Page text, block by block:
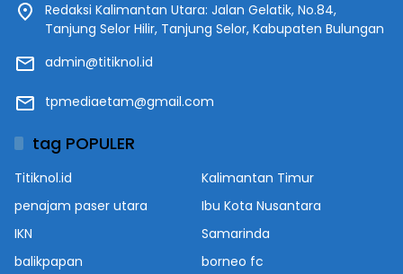
Redaksi Kalimantan Utara: Jalan Gelatik, No.84,
Tanjung Selor Hilir, Tanjung Selor, Kabupaten Bulungan
admin@titiknol.id
tpmediaetam@gmail.com
tag POPULER
Titiknol.id
Kalimantan Timur
penajam paser utara
Ibu Kota Nusantara
IKN
Samarinda
balikpapan
borneo fc